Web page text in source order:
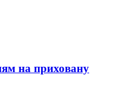
на приховану